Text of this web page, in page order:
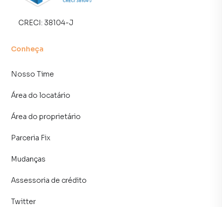
CRECI: 38104-J
Conheça
Nosso Time
Área do locatário
Área do proprietário
Parceria Fix
Mudanças
Assessoria de crédito
Twitter